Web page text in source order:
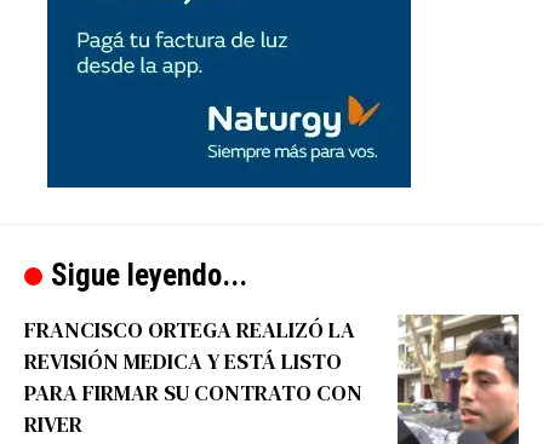
Sigue leyendo...
FRANCISCO ORTEGA REALIZÓ LA
REVISIÓN MEDICA Y ESTÁ LISTO
PARA FIRMAR SU CONTRATO CON
RIVER